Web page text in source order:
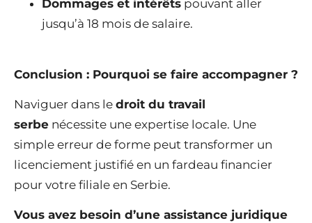
Dommages et intérêts pouvant aller
jusqu’à 18 mois de salaire.
Conclusion : Pourquoi se faire accompagner ?
Naviguer dans le droit du travail
serbe nécessite une expertise locale. Une
simple erreur de forme peut transformer un
licenciement justifié en un fardeau financier
pour votre filiale en Serbie.
Vous avez besoin d’une assistance juridique